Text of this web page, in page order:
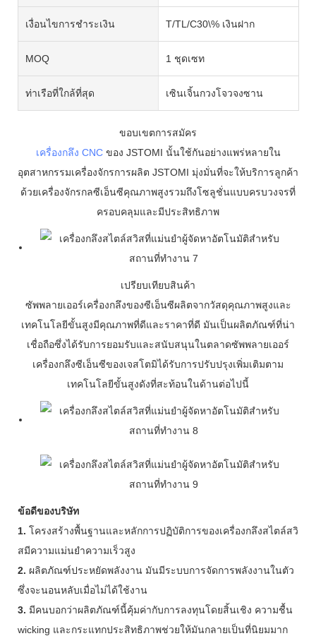
เงื่อนไขการชำระเงิน T/TL/C30\% เงินฝาก
MOQ 1 ชุดเซท
ท่าเรือที่ใกล้ที่สุด เซินเจิ้นกวงโจวจงซาน
ขอบเขตการสมัคร
เครื่องกลึง CNCของ JSTOMI นั้นใช้กันอย่างแพร่หลายใน
อุตสาหกรรมเครื่องจักรการผลิต JSTOMI มุ่งมั่นที่จะให้บริการลูกค้า
ด้วยเครื่องจักรกลซีเอ็นซีคุณภาพสูงรวมถึงโซลูชั่นแบบครบวงจรที่
ครอบคลุมและมีประสิทธิภาพ
เปรียบเทียบสินค้า
ซัพพลายเออร์เครื่องกลึงของซีเอ็นซีผลิตจากวัสดุคุณภาพสูงและ
เทคโนโลยีขั้นสูงมีคุณภาพที่ดีและราคาที่ดี มันเป็นผลิตภัณฑ์ที่น่า
เชื่อถือซึ่งได้รับการยอมรับและสนับสนุนในตลาดซัพพลายเออร์
เครื่องกลึงซีเอ็นซีของเจสโตมิได้รับการปรับปรุงเพิ่มเติมตาม
เทคโนโลยีขั้นสูงดังที่สะท้อนในด้านต่อไปนี้
ข้อดีของบริษัท
1. โครงสร้างพื้นฐานและหลักการปฏิบัติการของเครื่องกลึงสไตล์สวิ
สมีความแม่นยำความเร็วสูง
2. ผลิตภัณฑ์ประหยัดพลังงาน มันมีระบบการจัดการพลังงานในตัว
ซึ่งจะนอนหลับเมื่อไม่ได้ใช้งาน
3. มีคนบอกว่าผลิตภัณฑ์นี้คุ้มค่ากับการลงทุนโดยสิ้นเชิง ความชื้น
wicking และกระแทกประสิทธิภาพช่วยให้มันกลายเป็นที่นิยมมาก